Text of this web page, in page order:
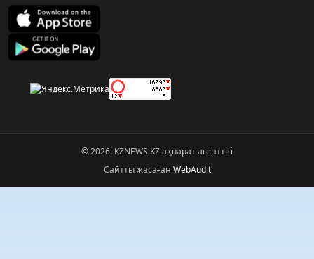
© 2026. KZNEWS.KZ ақпарат агенттігі
Сайтты жасаған WebAudit